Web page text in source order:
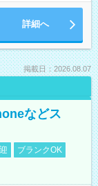
詳細へ
掲載日：2026.08.07
などス
ブランクOK